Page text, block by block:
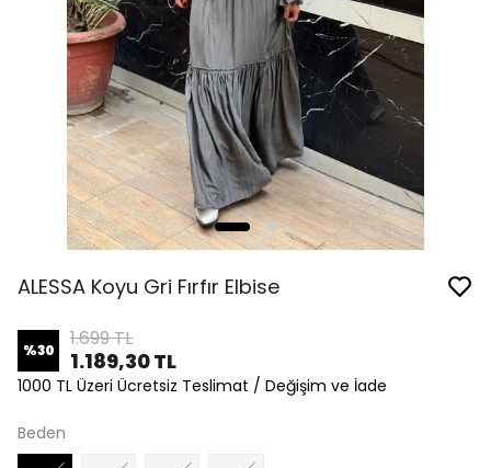
ALESSA Koyu Gri Fırfır Elbise
%30 1.699 TL
1.189,30 TL
1000 TL Üzeri Ücretsiz Teslimat / Değişim ve İade
Beden